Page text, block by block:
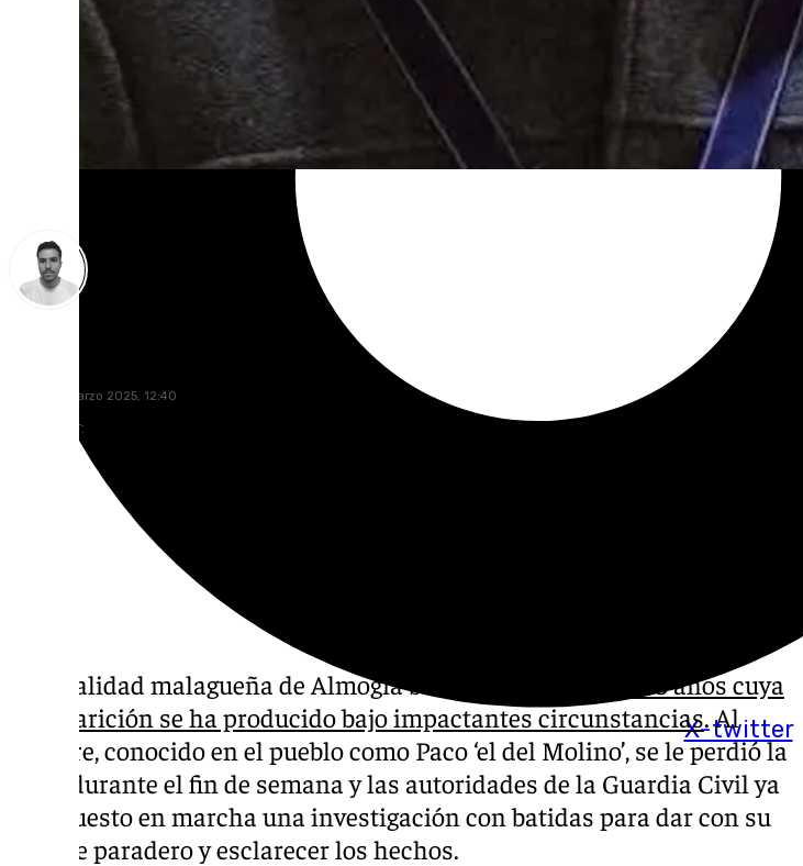
X-twitter
lunes, 10 marzo 2025, 12:40
Compartir:
La localidad malagueña de Almogía busca a un
vecino de 83 años cuya
desaparición se ha producido bajo impactantes circunstancias. Al
hombre, conocido en el pueblo como Paco ‘el del Molino’, se le perdió la
pista durante el fin de semana y las autoridades de la Guardia Civil ya
han puesto en marcha una investigación con batidas para dar con su
posible paradero y esclarecer los hechos.